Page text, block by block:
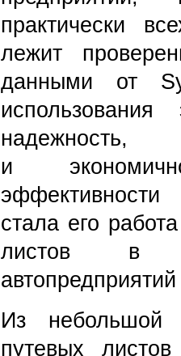
практически
лежит
данными от
надежность,
и
стала его
листов в
Из небольшой
путевых